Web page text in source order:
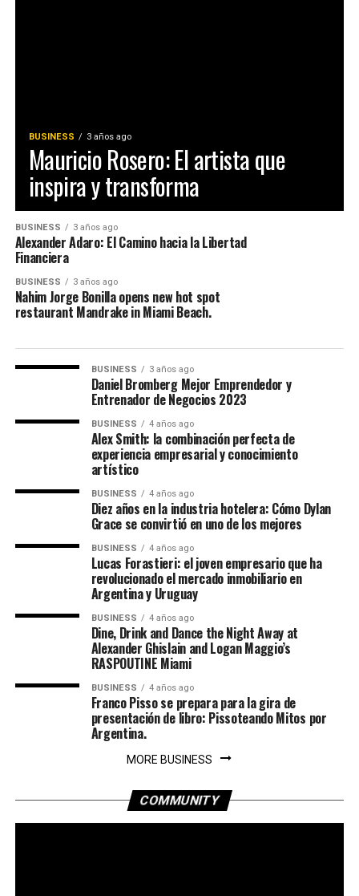
BUSINESS 3 años ago
Mauricio Rosero: El artista que
inspira y transforma
BUSINESS 3 años ago
Alexander Adaro: El Camino hacia la Libertad
Financiera
BUSINESS 3 años ago
Nahim Jorge Bonilla opens new hot spot
restaurant Mandrake in Miami Beach.
BUSINESS 3 años ago
Daniel BrombergMejor Emprendedor y
Entrenador de Negocios 2023
BUSINESS 4 años ago
Alex Smith: la combinación perfecta de
experiencia empresarial y conocimiento
artístico
BUSINESS 4 años ago
Diez años en la industria hotelera: Cómo Dylan
Grace se convirtió en uno de los mejores
BUSINESS 4 años ago
Lucas Forastieri: el joven empresario que ha
revolucionado el mercado inmobiliario en
Argentina y Uruguay
BUSINESS 4 años ago
Dine, Drink and Dance the Night Away at
Alexander Ghislain and Logan Maggio’s
RASPOUTINE Miami
BUSINESS 4 años ago
Franco Pisso se prepara para la gira de
presentación de libro: Pissoteando Mitos por
Argentina.
MORE BUSINESS
COMMUNITY